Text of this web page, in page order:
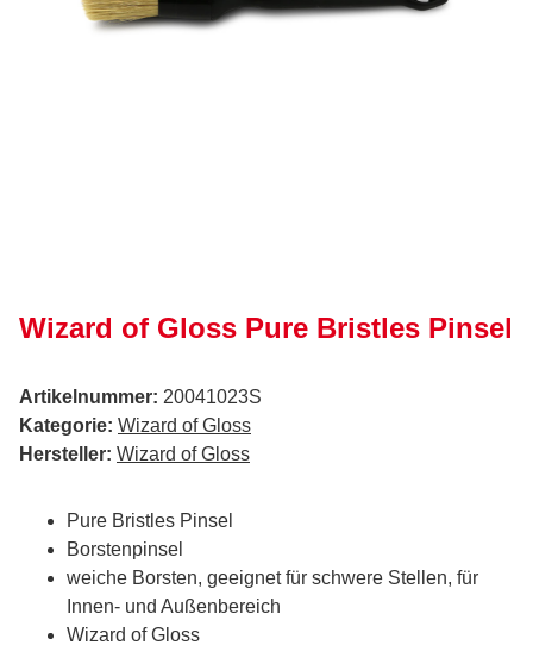
Wizard of Gloss Pure Bristles Pinsel
Artikelnummer: 20041023S
Kategorie: Wizard of Gloss
Hersteller: Wizard of Gloss
Pure Bristles Pinsel
Borstenpinsel
weiche Borsten, geeignet für schwere Stellen, für
Innen- und Außenbereich
Wizard of Gloss